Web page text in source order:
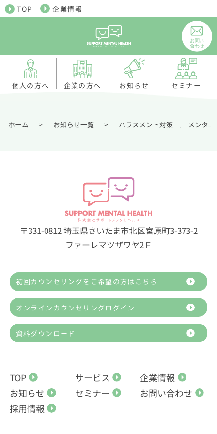
TOP 企業情報
個人の方へ 企業の方へ お知らせ セミナー
ホーム > お知らせ一覧 > ハラスメント対策 , メンタルヘルス対策
〒331-0812 埼玉県さいたま市北区宮原町3-373-2
ファーレマツザワヤ2Ｆ
初回カウンセリングをご希望の方はこちら
オンラインカウンセリングログイン
資料ダウンロード
TOP サービス
企業情報
お知らせ
セミナー
お問い合わせ
採用情報